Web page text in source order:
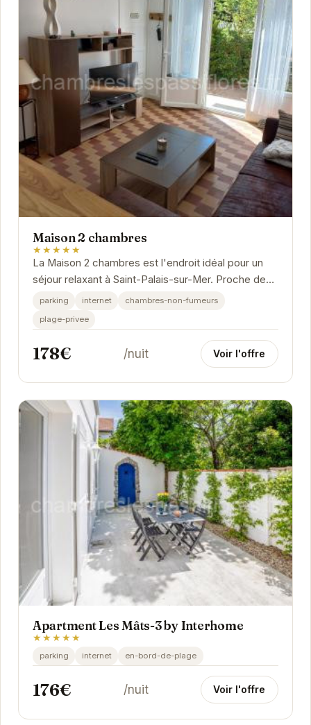
Maison 2 chambres
★★★★★
La Maison 2 chambres est l'endroit idéal pour un
séjour relaxant à Saint-Palais-sur-Mer. Proche des
plages et des commerces, cette charmante...
parking internet
chambres-non-fumeurs
plage-privee
178€ /nuit Voir l'offre
Apartment Les Mâts-3 by Interhome
★★★★★
parking internet en-bord-de-plage
176€ /nuit Voir l'offre